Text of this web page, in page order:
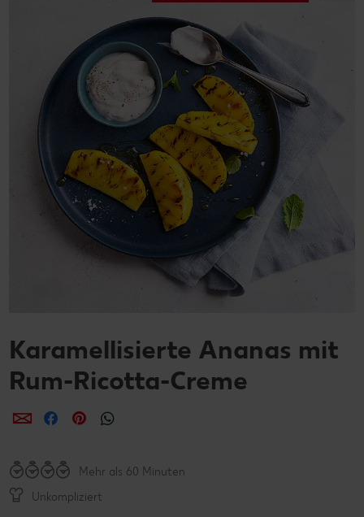
Karamellisierte Ananas mit
Rum-Ricotta-Creme
per E-Mail teilen
per Facebook teilen
per Pinterest teilen
Mehr als 60 Minuten
Unkompliziert